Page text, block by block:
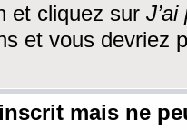
et cliquez sur
et vous devriez
mais ne